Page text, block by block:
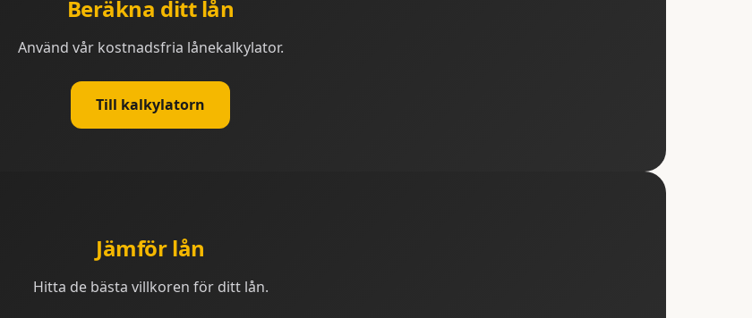
Beräkna ditt lån
Använd vår kostnadsfria lånekalkylator.
Till kalkylatorn
Jämför lån
Hitta de bästa villkoren för ditt lån.